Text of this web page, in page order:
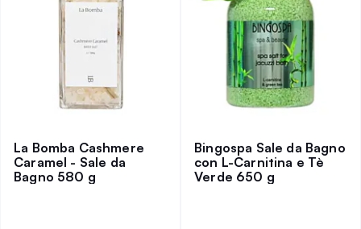
La Bomba Cashmere
Caramel - Sale da
Bagno 580 g
Bingospa Sale da Bagno
con L-Carnitina e Tè
Verde 650 g